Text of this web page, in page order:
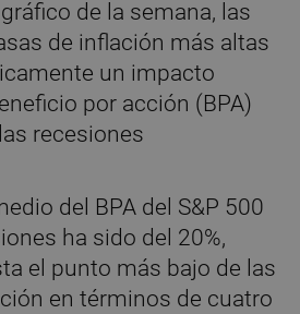
de la semana, las
de inflación más altas
un impacto
por acción (BPA)
recesiones
del BPA del S&P 500
ha sido del 20%,
el punto más bajo de las
en términos de cuatro